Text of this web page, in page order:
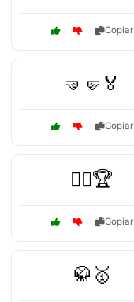
Copiar
🤜🤛🏅
Copiar
🤼‍♂️🏆
Copiar
🥋🥇